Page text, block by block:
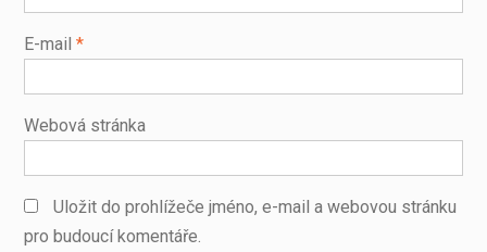
E-mail *
Webová stránka
Uložit do prohlížeče jméno, e-mail a webovou stránku
pro budoucí komentáře.